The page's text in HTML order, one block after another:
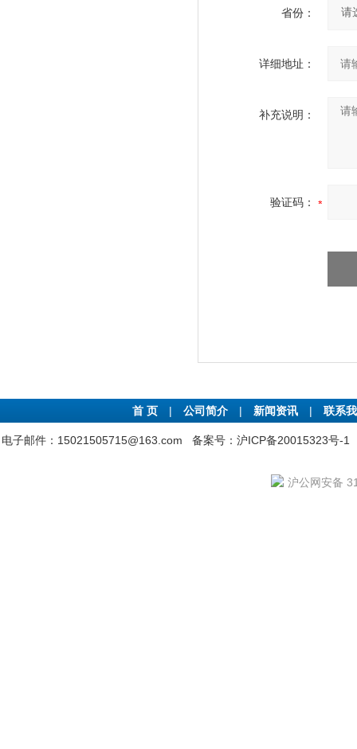
省份：
详细地址：
补充说明：
验证码：
首 页 | 公司简介 | 新闻资讯 | 联系
电子邮件：15021505715@163.com 备案号：沪ICP备20015323号-1
沪公网安备